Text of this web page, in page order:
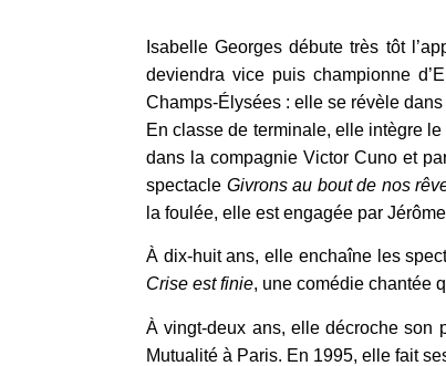
Isabelle Georges débute très tôt
deviendra vice puis championne
Champs-Élysées : elle se révèle
En classe de terminale, elle intègre
dans la compagnie Victor Cuno et
spectacle Givrons au bout de nos
la foulée, elle est engagée par
À dix-huit ans, elle enchaîne les
Crise est finie, une comédie chantée
À vingt-deux ans, elle décroche son
Mutualité à Paris. En 1995, elle fait